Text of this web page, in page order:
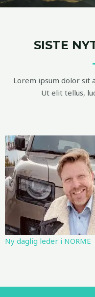
SISTE
Lorem ipsum dolor sit
Ut elit tellus,
Ny daglig leder i NORME